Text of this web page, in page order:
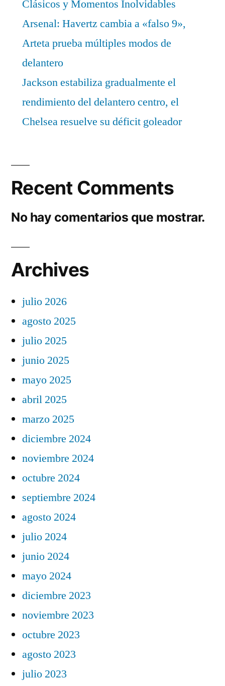
Clásicos y Momentos Inolvidables
Arsenal: Havertz cambia a «falso 9»,
Arteta prueba múltiples modos de
delantero
Jackson estabiliza gradualmente el
rendimiento del delantero centro, el
Chelsea resuelve su déficit goleador
Recent Comments
No hay comentarios que mostrar.
Archives
julio 2026
agosto 2025
julio 2025
junio 2025
mayo 2025
abril 2025
marzo 2025
diciembre 2024
noviembre 2024
octubre 2024
septiembre 2024
agosto 2024
julio 2024
junio 2024
mayo 2024
diciembre 2023
noviembre 2023
octubre 2023
agosto 2023
julio 2023